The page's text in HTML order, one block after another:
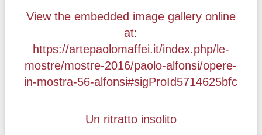
View the embedded image gallery online
at:
https://artepaolomaffei.it/index.php/le-
mostre/mostre-2016/paolo-alfonsi/opere-
in-mostra-56-alfonsi#sigProId5714625bfc
Un ritratto insolito